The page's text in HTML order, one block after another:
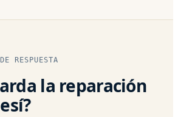
RESPUESTA
la reparación